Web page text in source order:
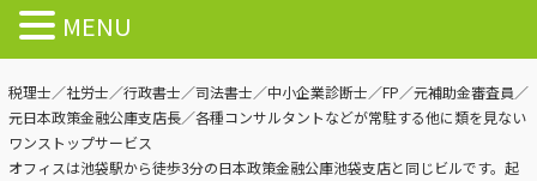
税理士／社労士／行政書士／司法書士／中小企業診断士／FP／元補助金審査員／
元日本政策金融公庫支店長／各種コンサルタントなどが常駐する他に類を見ない
ワンストップサービス
オフィスは池袋駅から徒歩3分の日本政策金融公庫池袋支店と同じビルです。起
MENU